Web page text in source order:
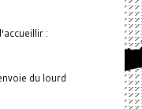
:
du lourd